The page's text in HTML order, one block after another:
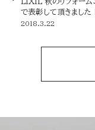
LIXIL 秋のリフォーム
で表彰して頂きました
2018.3.22